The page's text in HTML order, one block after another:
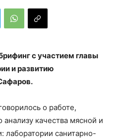
с участием главы
и развитию
о работе,
качества мясной и
лаборатории санитарно-